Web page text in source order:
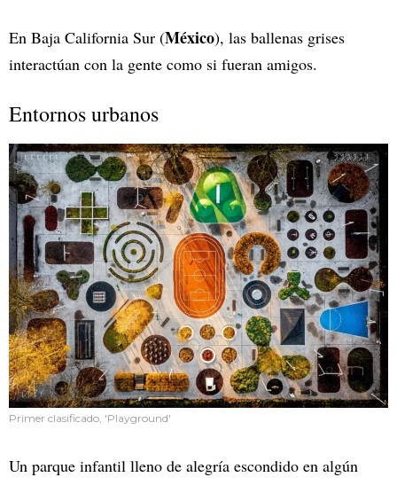
En Baja California Sur (México), las ballenas grises
interactúan con la gente como si fueran amigos.
Entornos urbanos
Primer clasificado, 'Playground'
Un parque infantil lleno de alegría escondido en algún